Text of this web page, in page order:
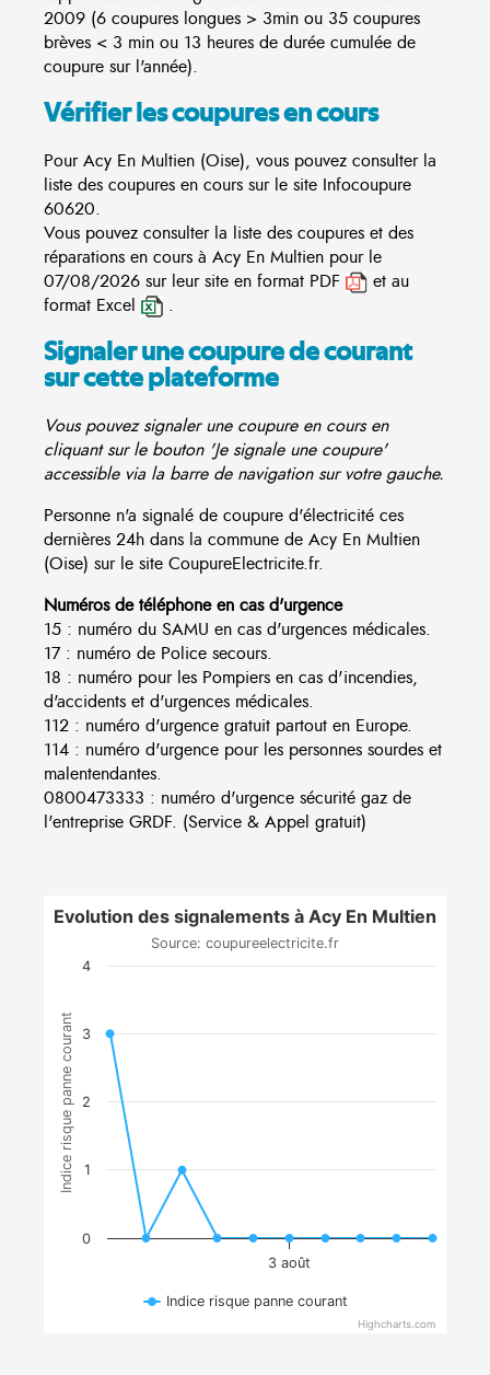
2009 (6 coupures longues > 3min ou 35 coupures
brèves < 3 min ou 13 heures de durée cumulée de
coupure sur l'année).
Vérifier les coupures en cours
Pour Acy En Multien (Oise), vous pouvez consulter la
liste des coupures en cours sur le site Infocoupure
60620.
Vous pouvez consulter la liste des coupures et des
réparations en cours à Acy En Multien pour le
07/08/2026 sur leur site en format PDF
et au
format Excel
.
Signaler une coupure de courant
sur cette plateforme
Vous pouvez signaler une coupure en cours en
cliquant sur le bouton 'Je signale une coupure'
accessible via la barre de navigation sur votre gauche.
Personne n'a signalé de coupure d'électricité ces
dernières 24h dans la commune de Acy En Multien
(Oise) sur le site CoupureElectricite.fr.
Numéros de téléphone en cas d'urgence
15 : numéro du SAMU en cas d'urgences médicales.
17 : numéro de Police secours.
18 : numéro pour les Pompiers en cas d'incendies,
d'accidents et d'urgences médicales.
112 : numéro d'urgence gratuit partout en Europe.
114 : numéro d'urgence pour les personnes sourdes et
malentendantes.
0800473333 : numéro d'urgence sécurité gaz de
l'entreprise GRDF. (Service & Appel gratuit)
Indice risque panne courant
Evolution des signalements à Acy En Multien
Source: coupureelectricite.fr
3 août
0
1
2
3
4
Indice risque panne courant
Highcharts.com